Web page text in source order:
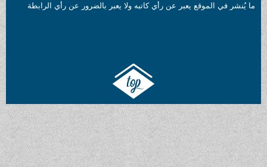
ما يُنشر في الموقع يعبر عن رأي كاتبه ولا يعبر بالضرور عن رأي الرابطة